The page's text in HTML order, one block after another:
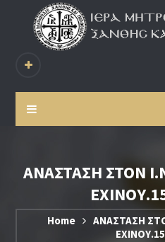
ΑΝΑΣΤΑΣΗ ΣΤΟΝ
Home
ΑΝΑΣΤΑΣΗ